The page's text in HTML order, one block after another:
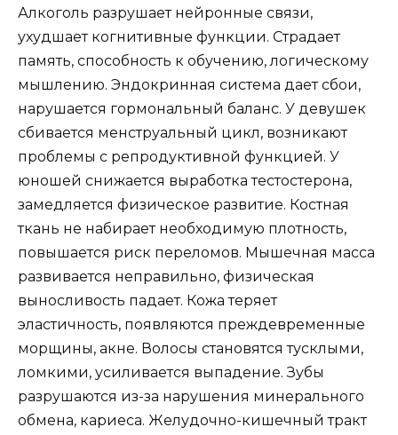
Алкоголь разрушает нейронные связи,
ухудшает когнитивные функции. Страдает
память, способность к обучению, логическому
мышлению. Эндокринная система дает сбои,
нарушается гормональный баланс. У девушек
сбивается менструальный цикл, возникают
проблемы с репродуктивной функцией. У
юношей снижается выработка тестостерона,
замедляется физическое развитие. Костная
ткань не набирает необходимую плотность,
повышается риск переломов. Мышечная масса
развивается неправильно, физическая
выносливость падает. Кожа теряет
эластичность, появляются преждевременные
морщины, акне. Волосы становятся тусклыми,
ломкими, усиливается выпадение. Зубы
разрушаются из-за нарушения минерального
обмена, кариеса. Желудочно-кишечный тракт